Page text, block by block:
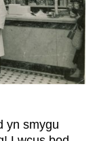
yn smygu